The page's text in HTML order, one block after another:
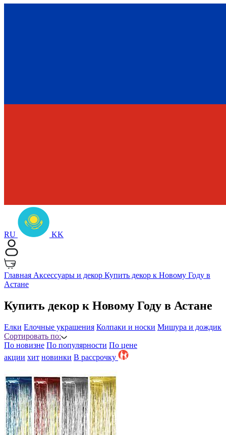
RU KK
Главная Аксессуары и декор Купить декор к Новому Году в
Астане
Купить декор к Новому Году в Астане
Елки Елочные украшения Колпаки и носки Мишура и дождик
Сортировать по:
По новизне По популярности По цене
акции хит новинки B рассрочку